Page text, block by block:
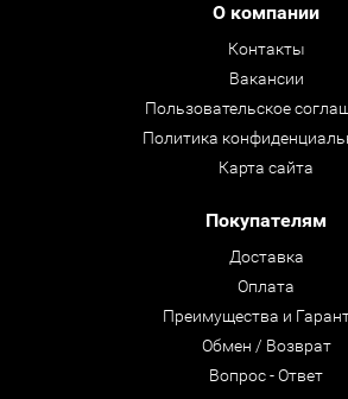
О компании
Контакты
Вакансии
Пользовательское
Политика
Карта сайта
Покупателям
Доставка
Оплата
Преимущества и
Обмен / Возврат
Вопрос - Ответ